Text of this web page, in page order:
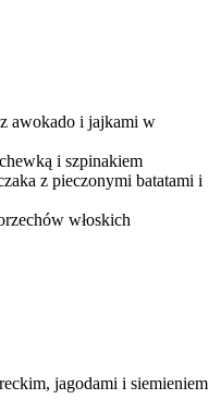
awokado i jajkami w
i szpinakiem
z pieczonymi batatami i
włoskich
jagodami i siemieniem